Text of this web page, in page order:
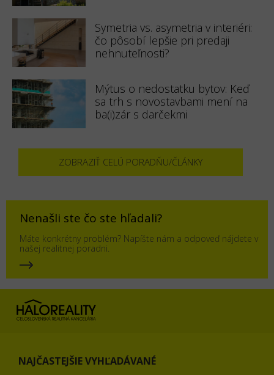
Symetria vs. asymetria v interiéri:
čo pôsobí lepšie pri predaji
nehnuteľnosti?
Mýtus o nedostatku bytov: Keď
sa trh s novostavbami mení na
ba(i)zár s darčekmi
ZOBRAZIŤ CELÚ PORADŇU/ČLÁNKY
Nenašli ste čo ste hľadali?
Máte konkrétny problém? Napíšte nám a odpoveď nájdete v
našej realitnej poradni.
NAJČASTEJŠIE VYHĽADÁVANÉ